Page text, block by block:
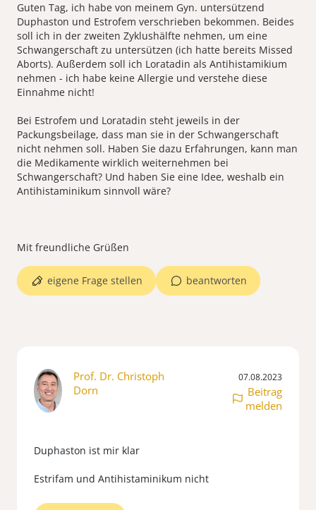
Guten Tag, ich habe von meinem Gyn. untersützend
Duphaston und Estrofem verschrieben bekommen. Beides
soll ich in der zweiten Zyklushälfte nehmen, um eine
Schwangerschaft zu untersützen (ich hatte bereits Missed
Aborts). Außerdem soll ich Loratadin als Antihistamikium
nehmen - ich habe keine Allergie und verstehe diese
Einnahme nicht!
Bei Estrofem und Loratadin steht jeweils in der
Packungsbeilage, dass man sie in der Schwangerschaft
nicht nehmen soll. Haben Sie dazu Erfahrungen, kann man
die Medikamente wirklich weiternehmen bei
Schwangerschaft? Und haben Sie eine Idee, weshalb ein
Antihistaminikum sinnvoll wäre?
beantworten
eigene Frage stellen
Prof. Dr. Christoph
Dorn
07.08.2023
Beitrag
melden
Duphaston ist mir klar